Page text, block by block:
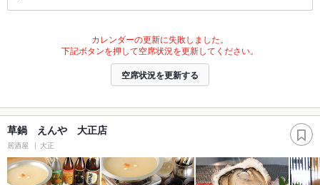
カレンダーの更新に失敗しました。
下記ボタンを押して空席状況を更新してください。
空席状況を更新する
草鍋 えんや 大正店
居酒屋 大正